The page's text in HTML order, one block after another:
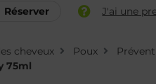
Réserver J'ai une
cheveux Poux
75ml